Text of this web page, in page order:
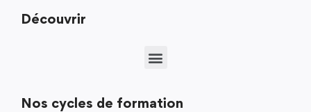
Découvrir
Nos cycles de formation